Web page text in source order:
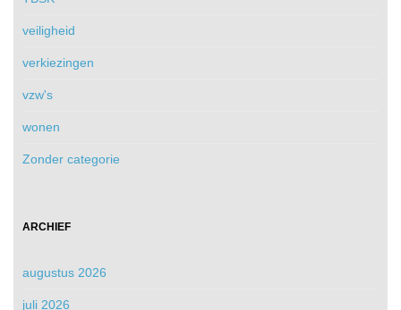
veiligheid
verkiezingen
vzw's
wonen
Zonder categorie
ARCHIEF
augustus 2026
juli 2026